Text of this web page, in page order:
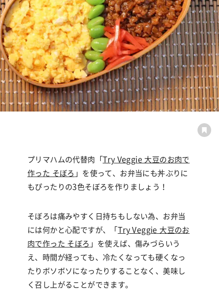
プリマハムの代替肉「 Try Veggie 大豆のお肉で
作った そぼろ 」を使って、お弁当にも丼ぶりに
もぴったりの3色そぼろを作りましょう！
そぼろは痛みやすく日持ちもしない為、お弁当
には何かと心配ですが、
「 Try Veggie 大豆のお
肉で作った そぼろ 」 を使えば、傷みづらいう
え、時間が経っても、冷たくなっても硬くなっ
たりボソボソになったりすることなく、美味し
く召し上がることができます。